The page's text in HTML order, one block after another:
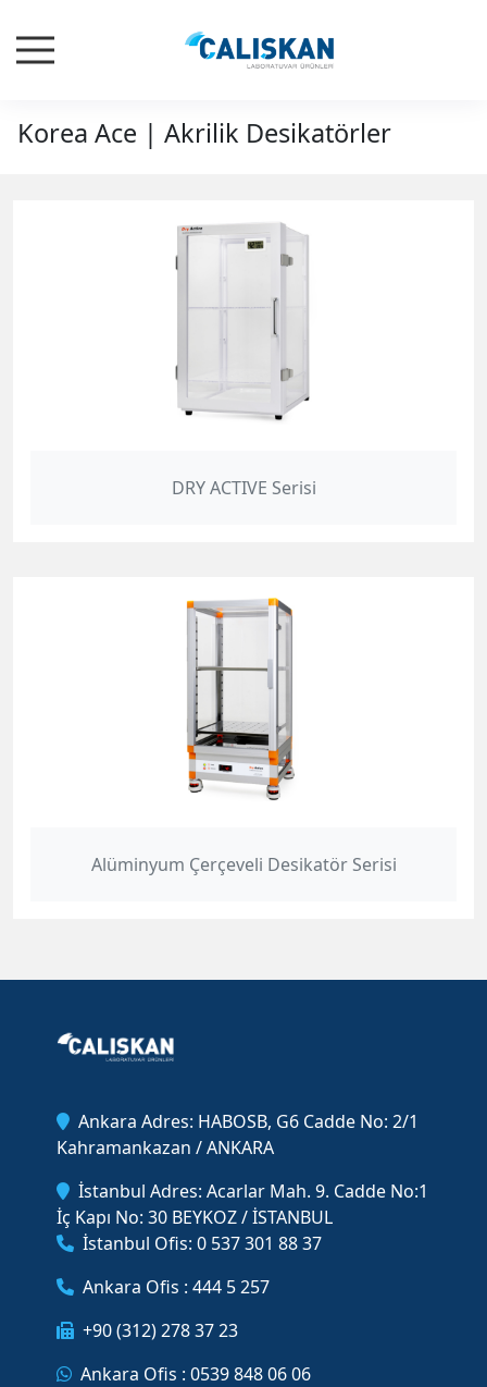
Korea Ace | Akrilik Desikatörler
DRY ACTIVE Serisi
Alüminyum Çerçeveli Desikatör Serisi
Ankara Adres: HABOSB, G6 Cadde No: 2/1
Kahramankazan / ANKARA
İstanbul Adres: Acarlar Mah. 9. Cadde No:1
İç Kapı No: 30 BEYKOZ / İSTANBUL
İstanbul Ofis: 0 537 301 88 37
Ankara Ofis : 444 5 257
+90 (312) 278 37 23
Ankara Ofis : 0539 848 06 06